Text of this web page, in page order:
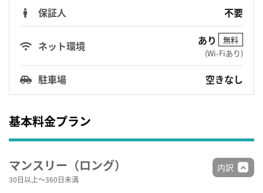
保証人
不要
ネット環境 あり
無料
(Wi-Fiあり)
駐車場 空きなし
基本料金プラン
マンスリー（ロング）
30日以上～360日未満
内訳